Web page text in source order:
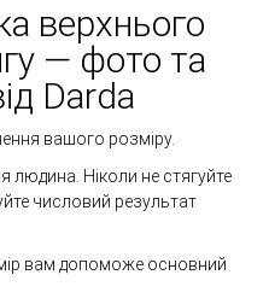
верхнього
— фото та
Darda
вашого розміру.
людина. Ніколи не стягуйте
числовий результат
вам допоможе основний